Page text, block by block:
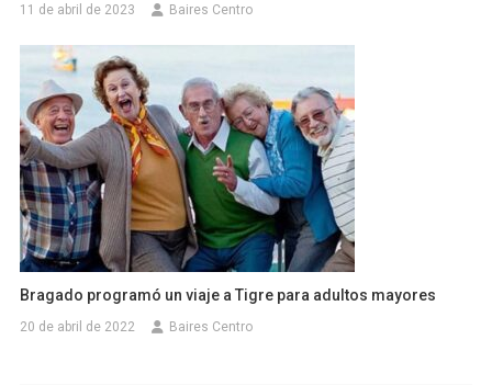
11 de abril de 2023 Baires Centro
Bragado programó un viaje a Tigre para adultos mayores
20 de abril de 2022 Baires Centro